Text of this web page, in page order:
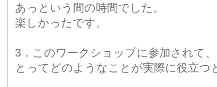
あっという間の時間でした。
楽しかったです。
3．このワークショップに参加されて
とってどのようなことが実際に役立つ